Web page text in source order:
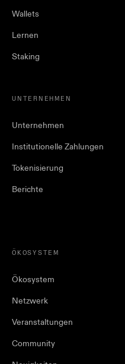
Wallets
Lernen
Staking
UNTERNEHMEN
Unternehmen
Institutionelle Zahlungen
Tokenisierung
Berichte
ÖKOSYSTEM
Ökosystem
Netzwerk
Veranstaltungen
Community